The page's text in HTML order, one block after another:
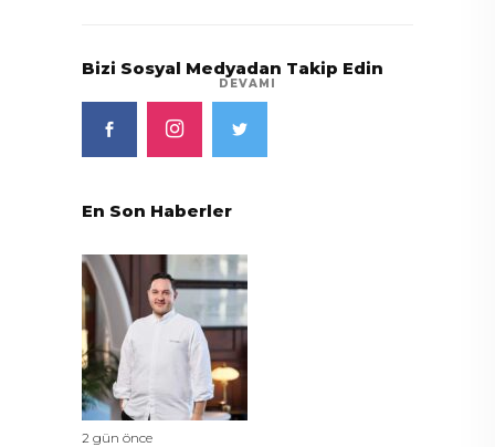
DEVAMI
Bizi Sosyal Medyadan Takip Edin
En Son Haberler
2 gün önce